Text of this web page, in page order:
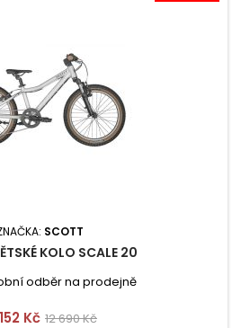
SCOTT
KOLO SCALE 20
odběr na prodejně
Kč Běžná
12 690 Kč